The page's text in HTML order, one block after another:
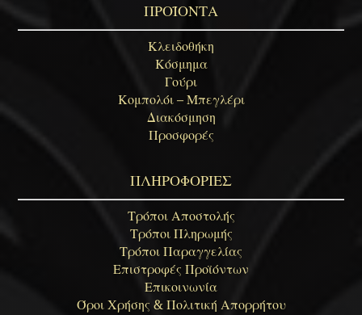
ΠΡΟΪΟΝΤΑ
Κλειδοθήκη
Κόσμημα
Γούρι
Κομπολόι – Μπεγλέρι
Διακόσμηση
Προσφορές
ΠΛΗΡΟΦΟΡΙΕΣ
Τρόποι Αποστολής
Τρόποι Πληρωμής
Τρόποι Παραγγελίας
Επιστροφές Προϊόντων
Επικοινωνία
Όροι Χρήσης & Πολιτική Απορρήτου